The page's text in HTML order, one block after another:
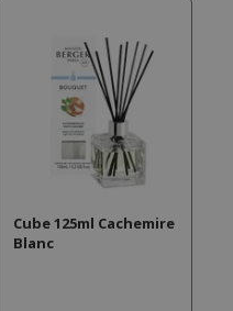
Cube 125ml Cachemire
Blanc